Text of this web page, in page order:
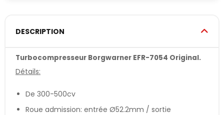
DESCRIPTION
Turbocompresseur Borgwarner EFR-7054 Original.
Détails:
De 300-500cv
Roue admission: entrée Ø52.2mm / sortie